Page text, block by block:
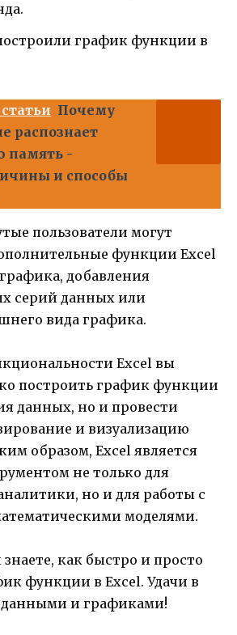
график функции в
Почему
распознает
память -
и способы
пользователи могут
функции Excel
добавления
серий данных или
вида графика.
Excel вы
построить график функции
данных, но и провести
и визуализацию
образом, Excel является
не только для
но и для работы с
моделями.
как быстро и просто
функции в Excel. Удачи в
данными и графиками!